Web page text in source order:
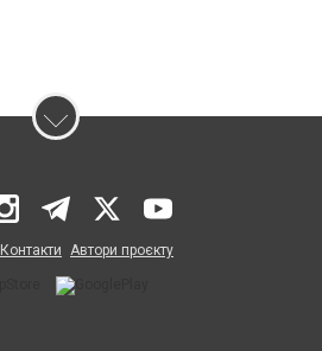
Контакти Автори проєкту